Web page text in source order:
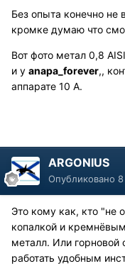
Без опыта конечно не
кромке думаю что
Вот фото метал 0,8
и у anapa_forever,,
аппарате 10 А.
ARGONIUS
Опубликовано
Это кому как, кто "не
копалкой и
металл. Или
работать удобным